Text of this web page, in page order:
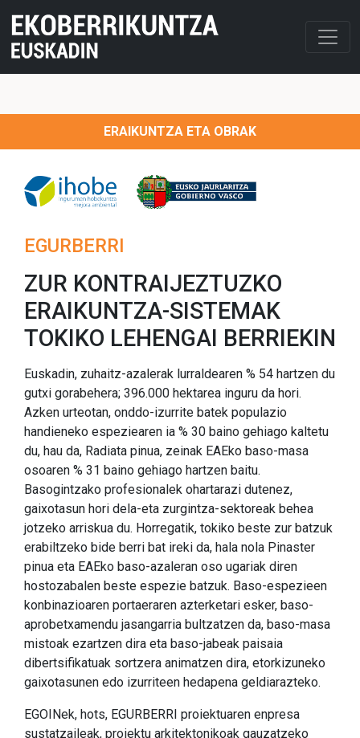
ERAIKUNTZA ETA OBRAK
EGURBERRI
ZUR KONTRAIJEZTUZKO
ERAIKUNTZA-SISTEMAK
TOKIKO LEHENGAI BERRIEKIN
Euskadin, zuhaitz-azalerak lurraldearen % 54 hartzen du
gutxi gorabehera; 396.000 hektarea inguru da hori.
Azken urteotan, onddo-izurrite batek populazio
handieneko espeziearen ia % 30 baino gehiago kaltetu
du, hau da, Radiata pinua, zeinak EAEko baso-masa
osoaren % 31 baino gehiago hartzen baitu.
Basogintzako profesionalek ohartarazi dutenez,
gaixotasun hori dela-eta zurgintza-sektoreak behea
jotzeko arriskua du. Horregatik, tokiko beste zur batzuk
erabiltzeko bide berri bat ireki da, hala nola Pinaster
pinua eta EAEko baso-azaleran oso ugariak diren
hostozabalen beste espezie batzuk. Baso-espezieen
konbinazioaren portaeraren azterketari esker, baso-
aprobetxamendu jasangarria bultzatzen da, baso-masa
mistoak ezartzen dira eta baso-jabeak paisaia
dibertsifikatuak sortzera animatzen dira, etorkizuneko
gaixotasunen edo izurriteen hedapena geldiarazteko.
EGOINek, hots, EGURBERRI proiektuaren enpresa
sustatzaileak, proiektu arkitektonikoak gauzatzeko